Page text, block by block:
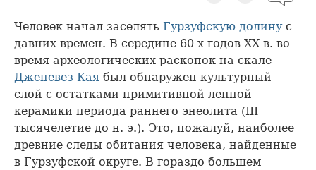
Человек начал заселять Гурзуфскую долинус
давних времен. В середине 60-х годов XX в. во
время археологических раскопок на скале
Дженевез-Кая был обнаружен культурный
слой с остатками примитивной лепной
керамики периода раннего энеолита (III
тысячелетие до н. э.). Это, пожалуй, наиболее
древние следы обитания человека, найденные
в Гурзуфской округе. В гораздо большем